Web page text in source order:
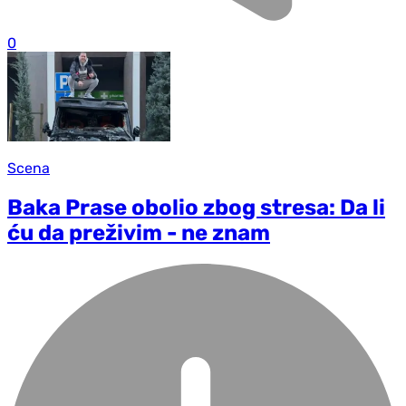
0
Scena
Baka Prase obolio zbog stresa: Da li
ću da preživim - ne znam